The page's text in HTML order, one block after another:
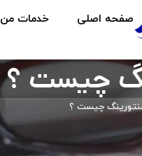
صفحه اصلی خدمات من
چیست ؟
چیست ؟